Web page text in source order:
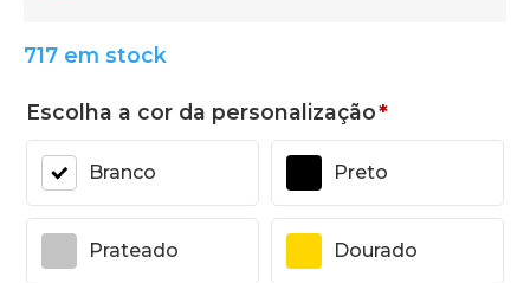
717 em stock
Escolha a cor da personalização*
Branco Preto
Prateado Dourado